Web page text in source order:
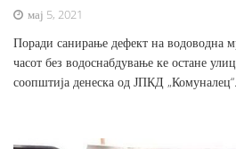
мај 5, 2021
Поради санирање дефект на водоводна
часот без водоснабдување ке остане
соопштија денеска од ЈПКД „Комуналец“.